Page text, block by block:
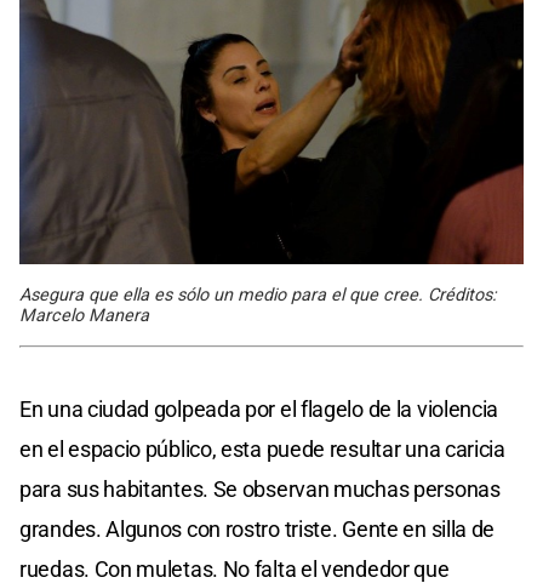
Asegura que ella es sólo un medio para el que cree. Créditos:
Marcelo Manera
En una ciudad golpeada por el flagelo de la violencia
en el espacio público, esta puede resultar una caricia
para sus habitantes. Se observan muchas personas
grandes. Algunos con rostro triste. Gente en silla de
ruedas. Con muletas. No falta el vendedor que